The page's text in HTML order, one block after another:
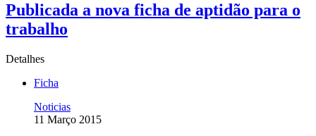
Publicada a nova ficha de aptidão para o
trabalho
Detalhes
Ficha
Noticias
11 Março 2015